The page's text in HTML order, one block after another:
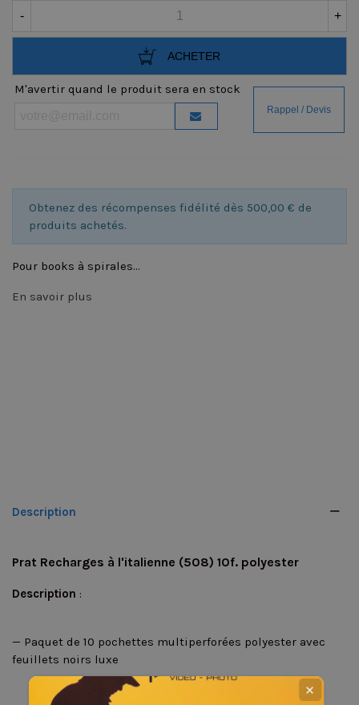
- +
ACHETER
M'avertir quand le produit sera en stock
Obtenez des récompenses fidélité dès 500,00 € de
produits achetés.
Pour books à spirales...
En savoir plus
Description
Prat Recharges à l'italienne (508) 10f. polyester
Description :
— Paquet de 10 pochettes multiperforées polyester avec
feuillets noirs luxe
✕